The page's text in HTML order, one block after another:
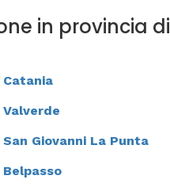
in provincia di
Catania
Valverde
Giovanni La Punta
Belpasso